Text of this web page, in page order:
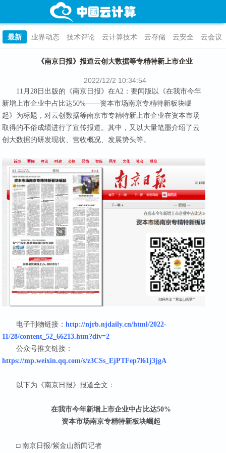
最新 业界动态 技术评论 云计算技术 云存储 云安全 云会议
《南京日报》报道云创大数据等专精特新上市企业
2022/12/2 10:34:54
11月28日出版的《南京日报》在A2：要闻版以《在我市今年
新增上市企业中占比达50%——资本市场南京专精特新板块崛
起》为标题，对云创数据等南京市专精特新上市企业在资本市场
取得的不俗成绩进行了宣传报道。其中，又以大量笔墨介绍了云
创大数据的研发现状、营收概况、发展势头等。
电子刊物链接： http://njrb.njdaily.cn/html/2022-
11/28/content_52_66213.htm?div=2
公众号推文链接：
https://mp.weixin.qq.com/s/z3CSs_EjPTFep7l61j3jgA
以下为《南京日报》报道全文：
在我市今年新增上市企业中占比达50%
资本市场南京专精特新板块崛起
□ 南京日报/紫金山新闻记者